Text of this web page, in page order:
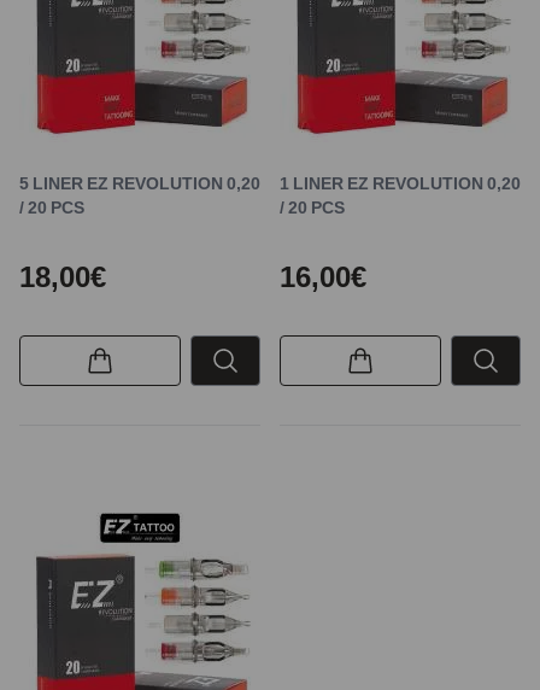
5 LINER EZ REVOLUTION 0,20
/ 20 PCS
18,00€
1 LINER EZ REVOLUTION 0,20
/ 20 PCS
16,00€